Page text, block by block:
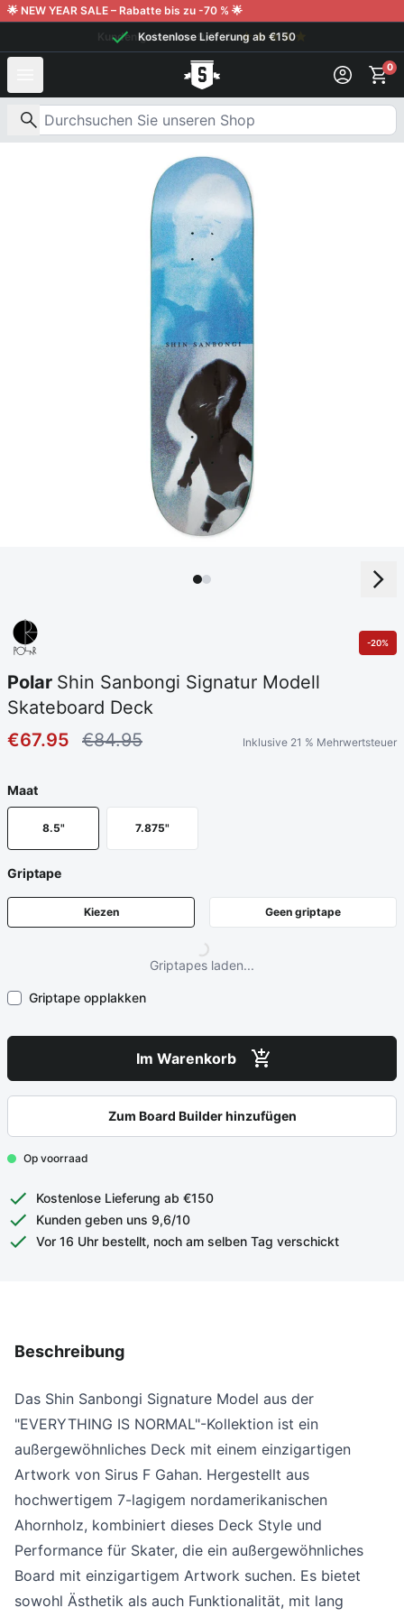
Weiter zum Inhalt
🌟 NEW YEAR SALE – Rabatte bis zu -70 % 🌟
Kunden geben uns 9,6/10
Kostenlose Lieferung ab €150
0
Nach Produkten suchen
-20%
Polar Shin Sanbongi Signatur Modell
Skateboard Deck
€67.95
€84.95 Inklusive 21 % Mehrwertsteuer
Maat
8.5" 7.875"
Griptape
Kiezen Geen griptape
Griptapes laden...
Griptape opplakken
Im Warenkorb
Zum Board Builder hinzufügen
Op voorraad
Kostenlose Lieferung ab €150
Kunden geben uns 9,6/10
Vor 16 Uhr bestellt, noch am selben Tag verschickt
Beschreibung
Das Shin Sanbongi Signature Model aus der
"EVERYTHING IS NORMAL"-Kollektion ist ein
außergewöhnliches Deck mit einem einzigartigen
Artwork von Sirus F Gahan. Hergestellt aus
hochwertigem 7-lagigem nordamerikanischen
Ahornholz, kombiniert dieses Deck Style und
Performance für Skater, die ein außergewöhnliches
Board mit einzigartigem Artwork suchen. Es bietet
sowohl Ästhetik als auch Funktionalität, mit lang